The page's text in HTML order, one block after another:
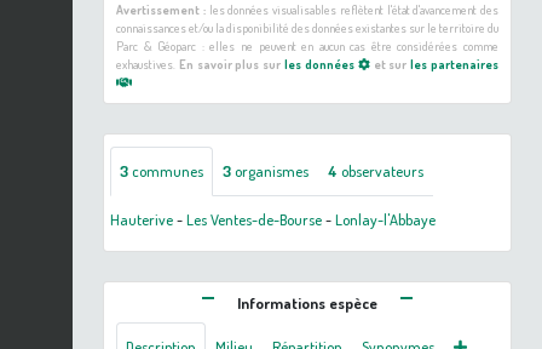
Avertissement :les données visualisables reflètent l'état d'avancement des
connaissances et/ou la disponibilité des données existantes sur le territoire du
Parc & Géoparc : elles ne peuvent en aucun cas être considérées comme
exhaustives. En savoir plus sur les données et surles partenaires
3communes 3organismes 4 observateurs
Hauterive-Les Ventes-de-Bourse-Lonlay-l'Abbaye
Informations espèce